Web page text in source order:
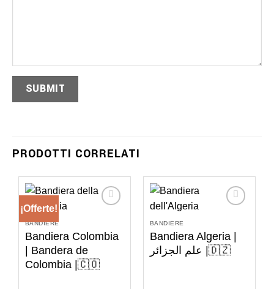
PRODOTTI CORRELATI
¡Offerte!
BANDIERE
Bandiera Colombia
| Bandera de
Colombia |🇨🇴
BANDIERE
Bandiera Algeria |
علم الجزائر |🇩🇿